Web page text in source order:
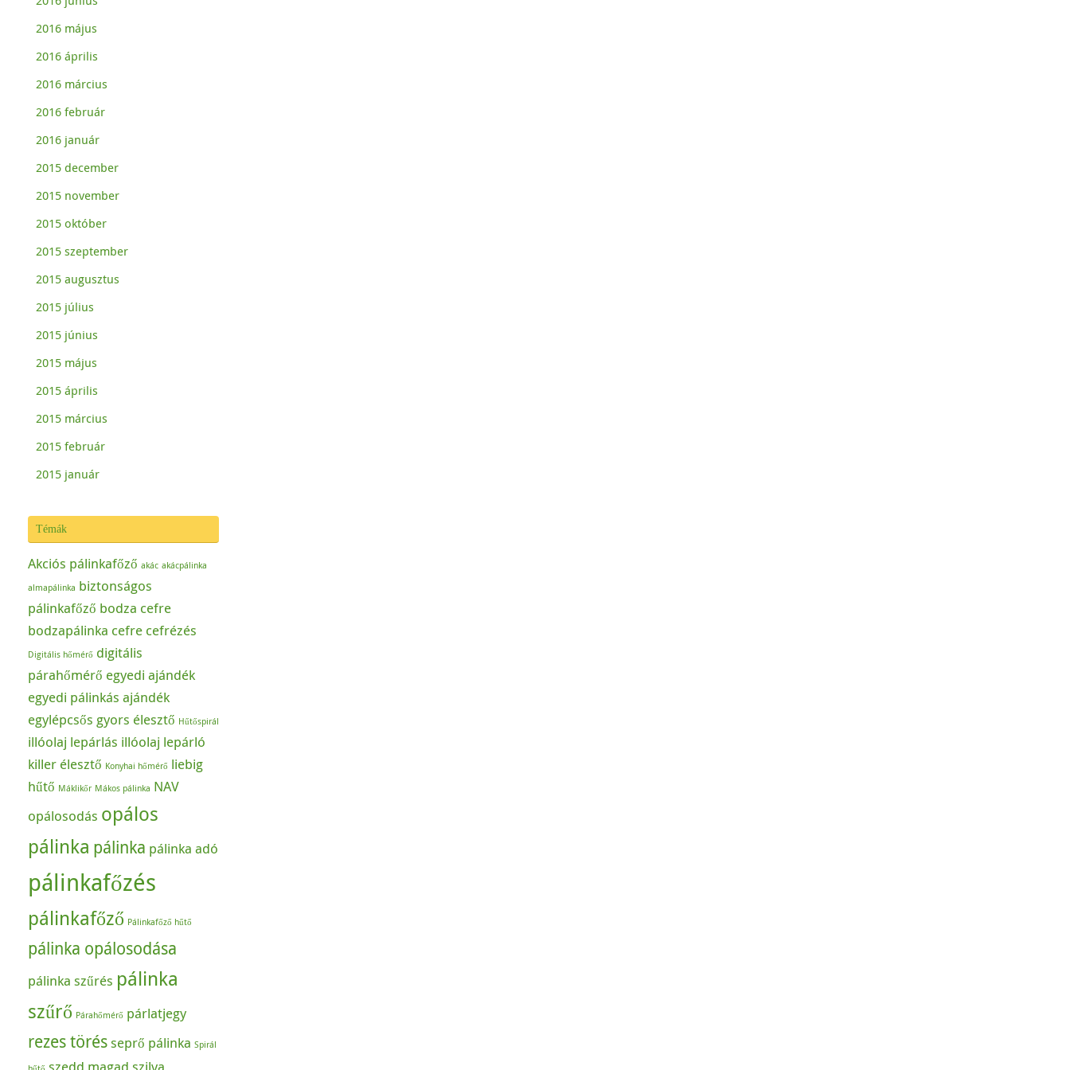
2016 május
2016 április
2016 március
2016 február
2016 január
2015 december
2015 november
2015 október
2015 szeptember
2015 augusztus
2015 július
2015 június
2015 május
2015 április
2015 március
2015 február
2015 január
Témák
Akciós pálinkafőző akác akácpálinka
almapálinka biztonságos
pálinkafőző bodza cefre
bodzapálinka cefre cefrézés
Digitális hőmérő digitális
párahőmérő egyedi ajándék
egyedi pálinkás ajándék
egylépcsős gyors élesztő Hűtőspirál
illóolaj lepárlás illóolaj lepárló
killer élesztő Konyhai hőmérő liebig
hűtő Máklikőr Mákos pálinka NAV
opálosodás opálos
pálinka pálinka pálinka adó
pálinkafőzés
pálinkafőző Pálinkafőző hűtő
pálinka opálosodása
pálinka szűrés pálinka
szűrő Párahőmérő párlatjegy
rezes törésseprő pálinka Spirál